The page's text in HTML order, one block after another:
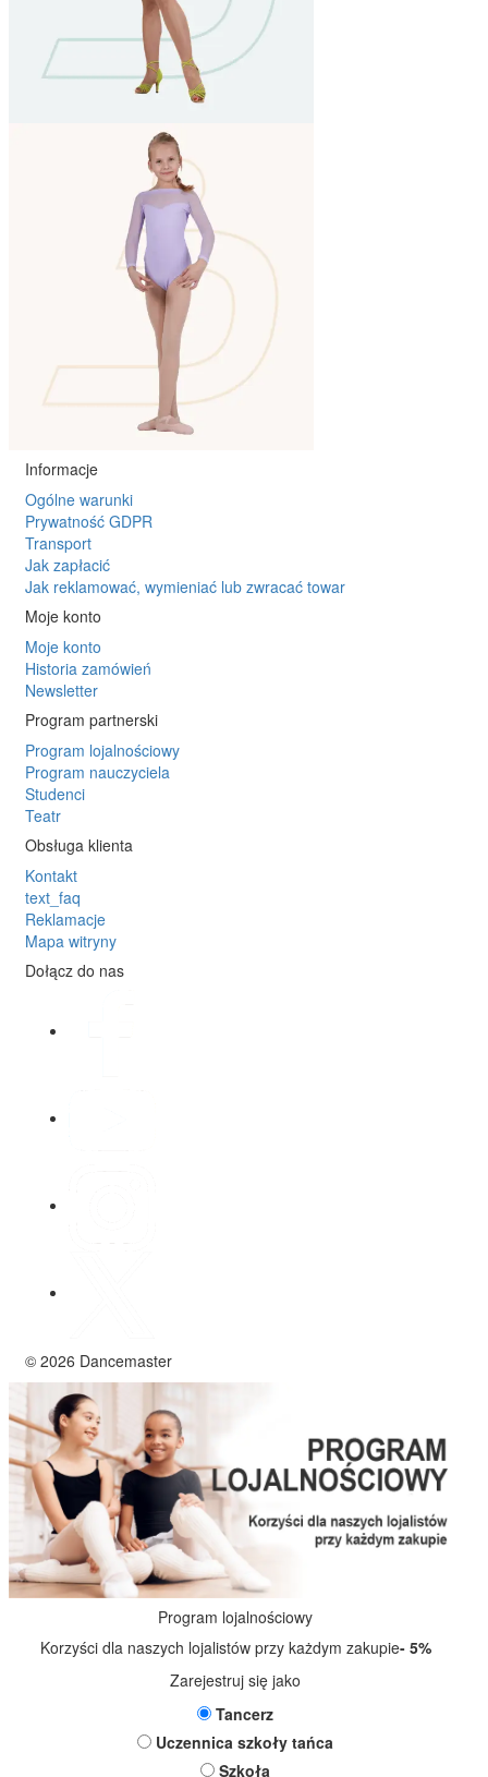
Informacje
Ogólne warunki
Prywatność GDPR
Transport
Jak zapłacić
Jak reklamować, wymieniać lub zwracać towar
Moje konto
Moje konto
Historia zamówień
Newsletter
Program partnerski
Program lojalnościowy
Program nauczyciela
Studenci
Teatr
Obsługa klienta
Kontakt
text_faq
Reklamacje
Mapa witryny
Dołącz do nas
© 2026 Dancemaster
Program lojalnościowy
Korzyści dla naszych lojalistów przy każdym zakupie- 5%
Zarejestruj się jako
Tancerz
Uczennica szkoły tańca
Szkoła